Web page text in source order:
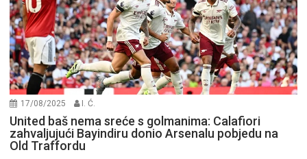
17/08/2025 I. Ć.
United baš nema sreće s golmanima: Calafiori
zahvaljujući Bayindiru donio Arsenalu pobjedu na
Old Traffordu